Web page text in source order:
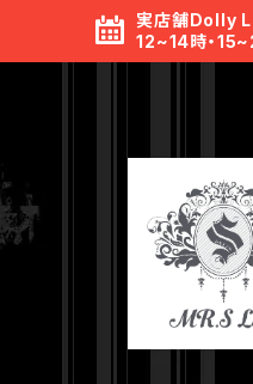
実店舗Dolly
12~14時・